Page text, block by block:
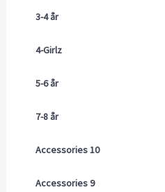
3-4 år
4-Girlz
5-6 år
7-8 år
Accessories 10
Accessories 9